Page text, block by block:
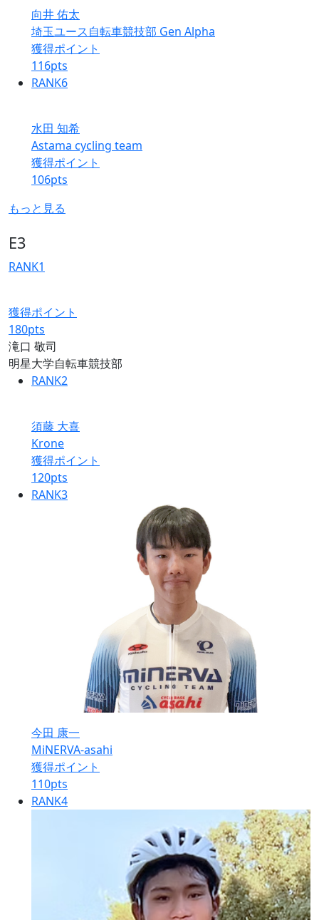
向井 佑太
埼玉ユース自転車競技部 Gen Alpha
獲得ポイント
116pts
RANK6
水田 知希
Astama cycling team
獲得ポイント
106pts
もっと見る
E3
RANK1
獲得ポイント
180pts
滝口 敬司
明星大学自転車競技部
RANK2
須藤 大喜
Krone
獲得ポイント
120pts
RANK3
今田 康一
MiNERVA-asahi
獲得ポイント
110pts
RANK4